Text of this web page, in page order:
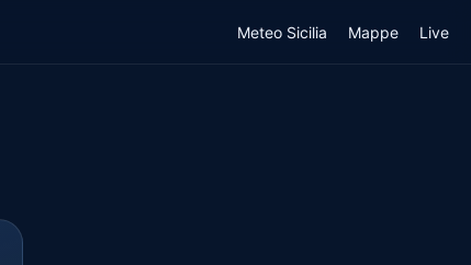
Meteo Sicilia Mappe Live